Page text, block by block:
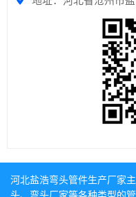
河北盐浩弯头管件生产厂家主
头、 弯头厂家等各种类型的